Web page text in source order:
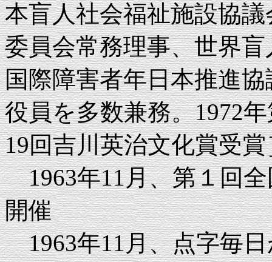
本盲人社会福祉施設協
委員会常務理事、世界
国際障害者年日本推進
役員を多数兼務。1972
19回吉川英治文化賞受賞
1963年11月、第１回全
開催
1963年11月、点字毎日